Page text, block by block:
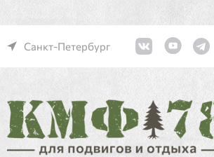
Санкт-Петербург